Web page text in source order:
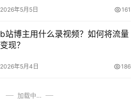
2026年5月5日 161
b站博主用什么录视频？如何将流量
变现？
2026年5月4日 186
加载中…